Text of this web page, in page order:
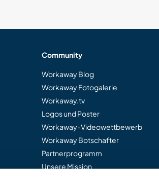
Community
Workaway Blog
Workaway Fotogalerie
Workaway.tv
Logos und Poster
Workaway-Videowettbewerb
Workaway Botschafter
Partnerprogramm
Unsere Mission